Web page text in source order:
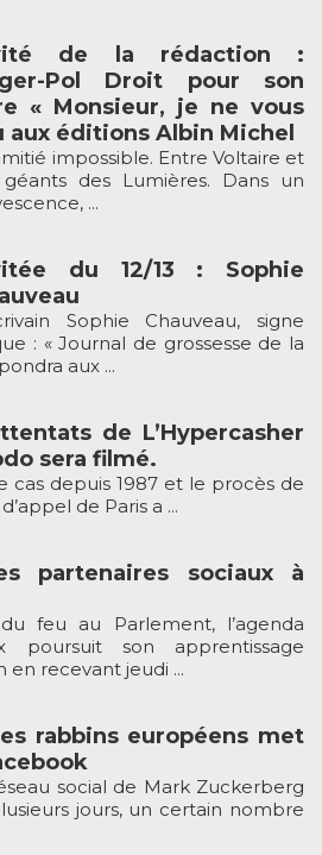
de la rédaction :
Pol Droit pour son
« Monsieur, je ne vous
aux éditions Albin Michel
impossible. Entre Voltaire et
des Lumières. Dans un
...
du 12/13 : Sophie
Sophie Chauveau, signe
: « Journal de grossesse de la
aux ...
de L’Hypercasher
sera filmé.
cas depuis 1987 et le procès de
de Paris a ...
partenaires sociaux à
feu au Parlement, l’agenda
poursuit son apprentissage
recevant jeudi ...
rabbins européens met
social de Mark Zuckerberg
jours, un certain nombre